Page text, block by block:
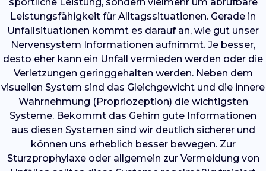
sportliche Leistung, sondern vielmehr um abrufbare
Leistungsfähigkeit für Alltagssituationen. Gerade in
Unfallsituationen kommt es darauf an, wie gut unser
Nervensystem Informationen aufnimmt. Je besser,
desto eher kann ein Unfall vermieden werden oder die
Verletzungen geringgehalten werden. Neben dem
visuellen System sind das Gleichgewicht und die innere
Wahrnehmung (Propriozeption) die wichtigsten
Systeme. Bekommt das Gehirn gute Informationen
aus diesen Systemen sind wir deutlich sicherer und
können uns erheblich besser bewegen. Zur
Sturzprophylaxe oder allgemein zur Vermeidung von